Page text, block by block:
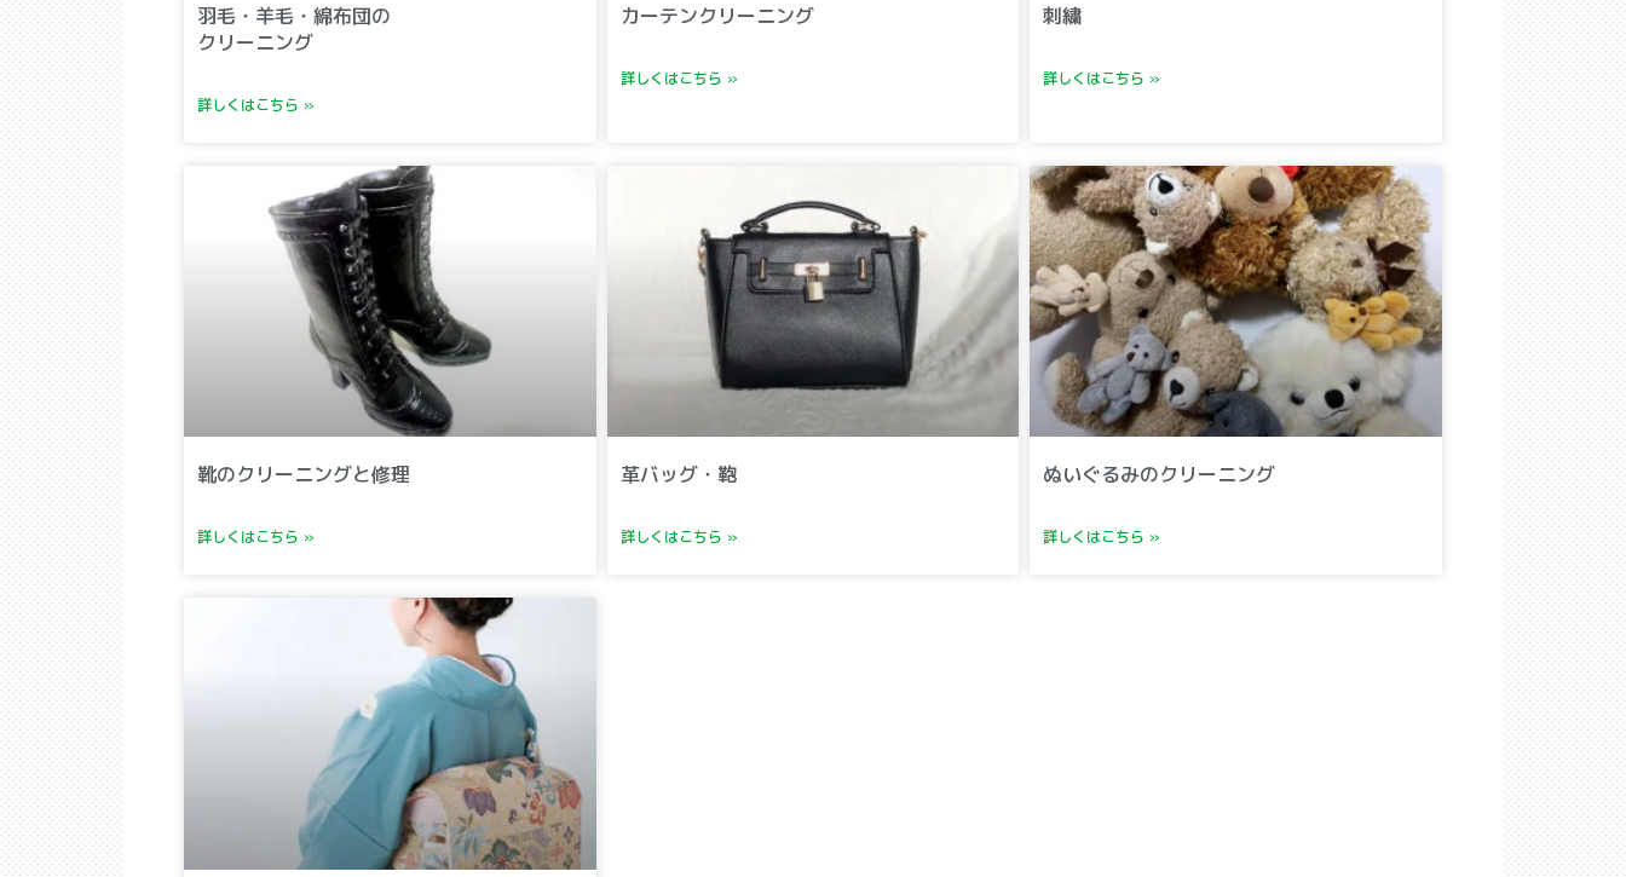
羽毛・羊毛・綿布団の
クリーニング
詳しくはこちら »
カーテンクリーニング
詳しくはこちら »
刺繍
詳しくはこちら »
靴のクリーニングと修理
詳しくはこちら »
革バッグ・鞄
詳しくはこちら »
ぬいぐるみのクリーニング
詳しくはこちら »